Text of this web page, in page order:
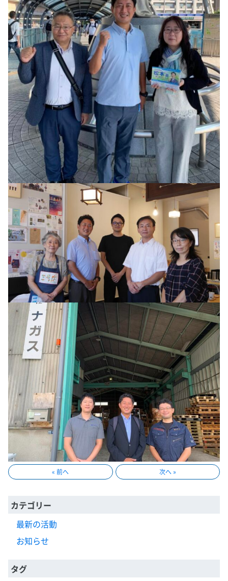
« 前へ 次へ »
カテゴリー
最新の活動
お知らせ
タグ